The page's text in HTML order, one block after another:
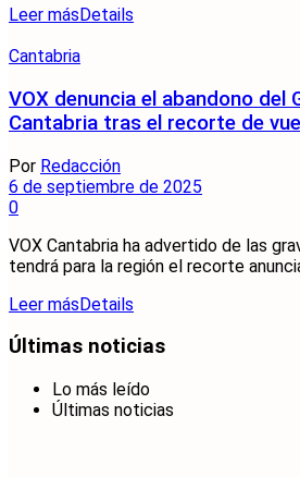
Leer más Details
Cantabria
VOX denuncia el abandono del
Cantabria tras el recorte de
Por Redacción
6 de septiembre de 2025
0
VOX Cantabria ha advertido de las
tendrá para la región el recorte
Leer másDetails
Últimas noticias
Lo más leído
Últimas noticias